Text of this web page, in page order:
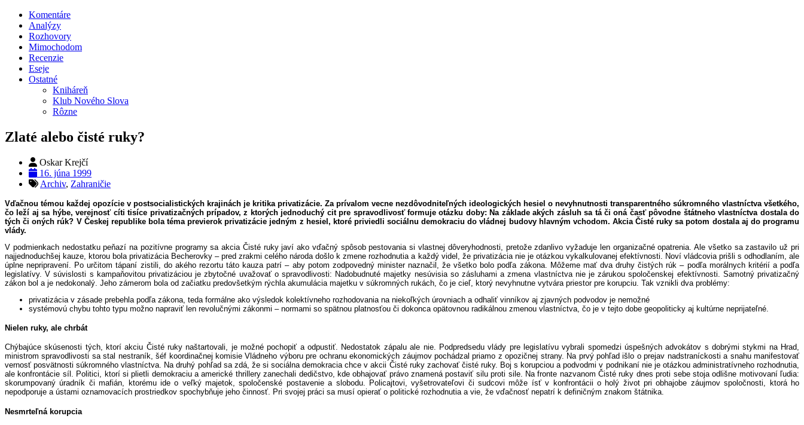
Komentáre
Analýzy
Rozhovory
Mimochodom
Recenzie
Eseje
Ostatné
Kniháreň
Klub Nového Slova
Rôzne
Zlaté alebo čisté ruky?
Oskar Krejčí
16. júna 1999
Archiv, Zahraničie
Vďačnou témou každej opozície v postsocialistických krajinách je kritika privatizácie. Za prívalom vecne nezdôvodniteľných ideologických hesiel o nevyhnutnosti transparentného súkromného vlastníctva všetkého,
čo leží aj sa hýbe, verejnosť cíti tisíce privatizačných prípadov, z ktorých jednoduchý cit pre spravodlivosť formuje otázku doby: Na základe akých zásluh sa tá či oná časť pôvodne štátneho vlastníctva dostala do
tých či oných rúk? V Českej republike bola téma previerok privatizácie jedným z hesiel, ktoré priviedli sociálnu demokraciu do vládnej budovy hlavným vchodom. Akcia Čisté ruky sa potom dostala aj do programu
vlády.
V podmienkach nedostatku peňazí na pozitívne programy sa akcia Čisté ruky javí ako vďačný spôsob pestovania si vlastnej dôveryhodnosti, pretože zdanlivo vyžaduje len organizačné opatrenia. Ale všetko sa zastavilo už pri
najjednoduchšej kauze, ktorou bola privatizácia Becherovky – pred zrakmi celého národa došlo k zmene rozhodnutia a každý videl, že privatizácia nie je otázkou vykalkulovanej efektívnosti. Noví vládcovia prišli s odhodlaním, ale
úplne nepripravení. Po určitom tápaní zistili, do akého rezortu táto kauza patrí – aby potom zodpovedný minister naznačil, že všetko bolo podľa zákona. Môžeme mať dva druhy čistých rúk – podľa morálnych kritérií a podľa
legislatívy. V súvislosti s kampaňovitou privatizáciou je zbytočné uvažovať o spravodlivosti: Nadobudnuté majetky nesúvisia so zásluhami a zmena vlastníctva nie je zárukou spoločenskej efektívnosti. Samotný privatizačný
zákon bol a je nedokonalý. Jeho zámerom bola od začiatku predovšetkým rýchla akumulácia majetku v súkromných rukách, čo je cieľ, ktorý nevyhnutne vytvára priestor pre korupciu. Tak vznikli dva problémy:
privatizácia v zásade prebehla podľa zákona, teda formálne ako výsledok kolektívneho rozhodovania na niekoľkých úrovniach a odhaliť vinníkov aj zjavných podvodov je nemožné
systémovú chybu tohto typu možno napraviť len revolučnými zákonmi – normami so spätnou platnosťou či dokonca opätovnou radikálnou zmenou vlastníctva, čo je v tejto dobe geopoliticky aj kultúrne neprijateľné.
Nielen ruky, ale chrbát
Chýbajúce skúsenosti tých, ktorí akciu Čisté ruky naštartovali, je možné pochopiť a odpustiť. Nedostatok zápalu ale nie. Podpredsedu vlády pre legislatívu vybrali spomedzi úspešných advokátov s dobrými stykmi na Hrad,
ministrom spravodlivosti sa stal nestraník, šéf koordinačnej komisie Vládneho výboru pre ochranu ekonomických záujmov pochádzal priamo z opozičnej strany. Na prvý pohľad išlo o prejav nadstraníckosti a snahu manifestovať
vernosť posvätnosti súkromného vlastníctva. Na druhý pohľad sa zdá, že si sociálna demokracia chce v akcii Čisté ruky zachovať čisté ruky. Boj s korupciou a podvodmi v podnikaní nie je otázkou administratívneho rozhodnutia,
ale konfrontácie síl. Politici, ktorí si plietli demokraciu a americké thrillery zanechali dedičstvo, kde obhajovať právo znamená postaviť silu proti sile. Na fronte nazvanom Čisté ruky dnes proti sebe stoja odlišne motivovaní ľudia:
skorumpovaný úradník či mafián, ktorému ide o veľký majetok, spoločenské postavenie a slobodu. Policajtovi, vyšetrovateľovi či sudcovi môže ísť v konfrontácii o holý život pri obhajobe záujmov spoločnosti, ktorá ho
nepodporuje a ústami oznamovacích prostriedkov spochybňuje jeho činnosť. Pri svojej práci sa musí opierať o politické rozhodnutia a vie, že vďačnosť nepatrí k definičným znakom štátnika.
Nesmrteľná korupcia